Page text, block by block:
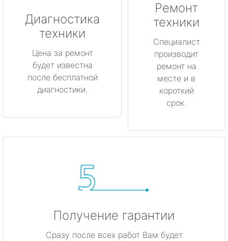
Диагностика
техники
Цена за ремонт
будет известна
после бесплатной
диагностики.
Ремонт
техники
Специалист
производит
ремонт на
месте и в
короткий
срок.
Получение гарантии
Сразу после всех работ Вам будет